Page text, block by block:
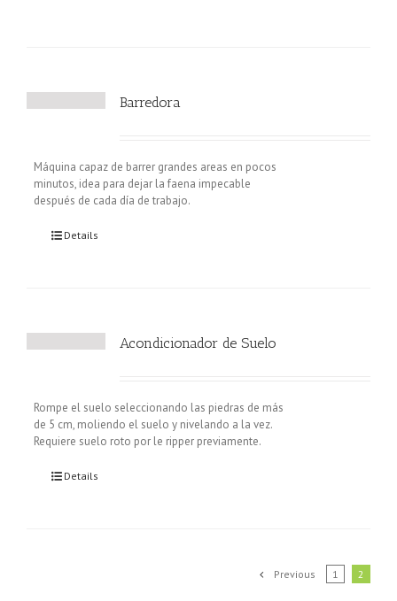
Barredora
Máquina capaz de barrer grandes areas en pocos
minutos, idea para dejar la faena impecable
después de cada día de trabajo.
Details
Acondicionador de Suelo
Rompe el suelo seleccionando las piedras de más
de 5 cm, moliendo el suelo y nivelando a la vez.
Requiere suelo roto por le ripper previamente.
Details
Previous 1 2